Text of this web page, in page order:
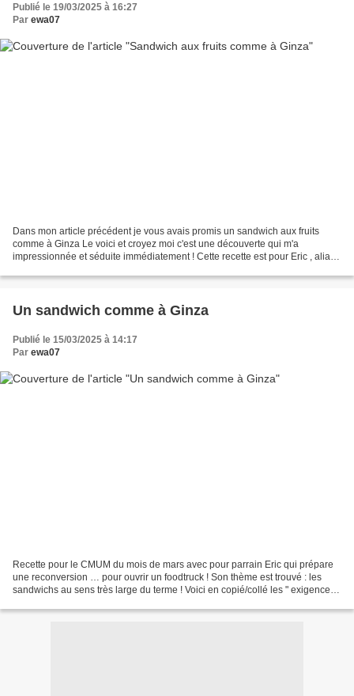
Publié le 19/03/2025 à 16:27
Par ewa07
Dans mon article précédent je vous avais promis un sandwich aux fruits
comme à Ginza Le voici et croyez moi c'est une découverte qui m'a
impressionnée et séduite immédiatement ! Cette recette est pour Eric , alias "
Un sandwich comme à Ginza
Publié le 15/03/2025 à 14:17
Par ewa07
Recette pour le CMUM du mois de mars avec pour parrain Eric qui prépare
une reconversion … pour ouvrir un foodtruck ! Son thème est trouvé : les
sandwichs au sens très large du terme ! Voici en copié/collé les " exigences "